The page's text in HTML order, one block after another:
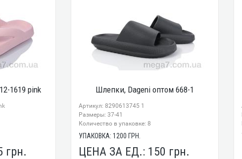
1619 pink
грн.
Шлепки, Dageni оптом 668-1
Артикул: 8290613745 1
Размеры: 37-41
Количество в упаковке: 8
УПАКОВКА: 1200 ГРН.
ЦЕНА ЗА ЕД.: 150 грн.